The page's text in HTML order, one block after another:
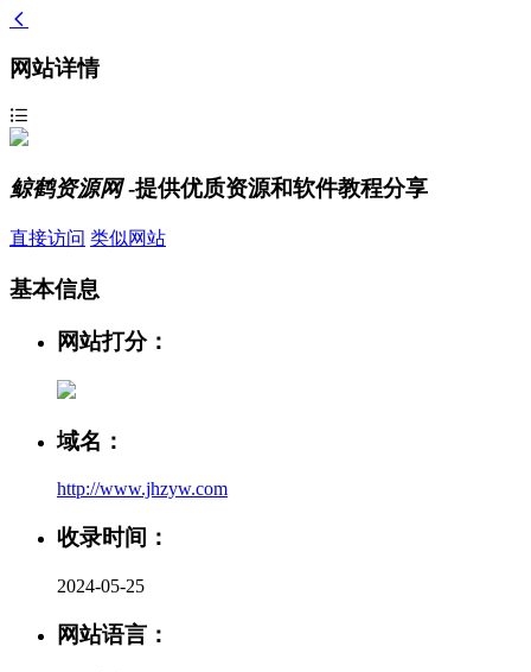
网站详情
鲸鹤资源网-提供优质资源和软件教程分享
直接访问 类似网站
基本信息
网站打分：
域名：
http://www.jhzyw.com
收录时间：
2024-05-25
网站语言：